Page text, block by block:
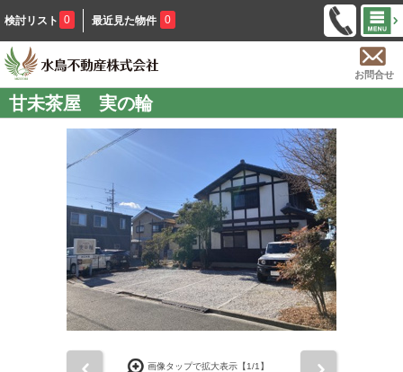
検討リスト 0 最近見た物件 0
お問合せ
甘未茶屋 実の輪
画像タップで拡大表示【1/1】